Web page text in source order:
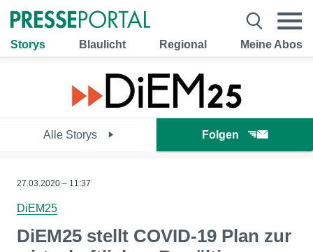
Storys Blaulicht Regional Meine Abos
Alle Storys Folgen
27.03.2020 – 11:37
DiEM25
DiEM25 stellt COVID-19 Plan zur